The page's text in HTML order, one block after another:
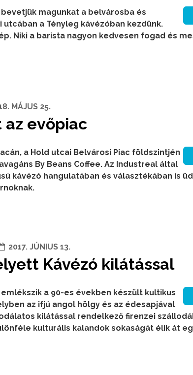
magunkat a belvárosba és
a Tényleg kávézóban kezdünk.
Niki a barista nagyon kedvesen fogad és
MÁJUS 25.
evőpiac
a Hold utcai Belvárosi Piac földszintjén
By Beans Coffee. Az Industreal által
kávézó hangulatában és választékában is
2017. JÚNIUS 13.
Kávézó kilátással
a 90-es években készült kultikus
az ifjú angol hölgy és az édesapjával
kilátással rendelkező firenzei
kulturális kalandok sokaságát élik át